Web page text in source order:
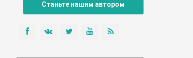
Станьте нашим автором